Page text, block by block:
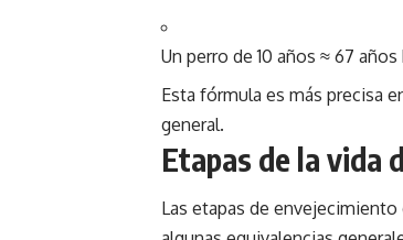
Un perro de 10 años ≈ 67
Esta fórmula es más precisa
general.
Etapas de la vida
Las etapas de